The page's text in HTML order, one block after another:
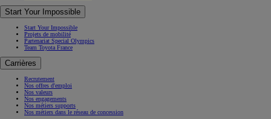
Start Your Impossible
Start Your Impossible
Projets de mobilité
Partenariat Special Olympics
Team Toyota France
Carrières
Recrutement
Nos offres d'emploi
Nos valeurs
Nos engagements
Nos métiers supports
Nos métiers dans le réseau de concession